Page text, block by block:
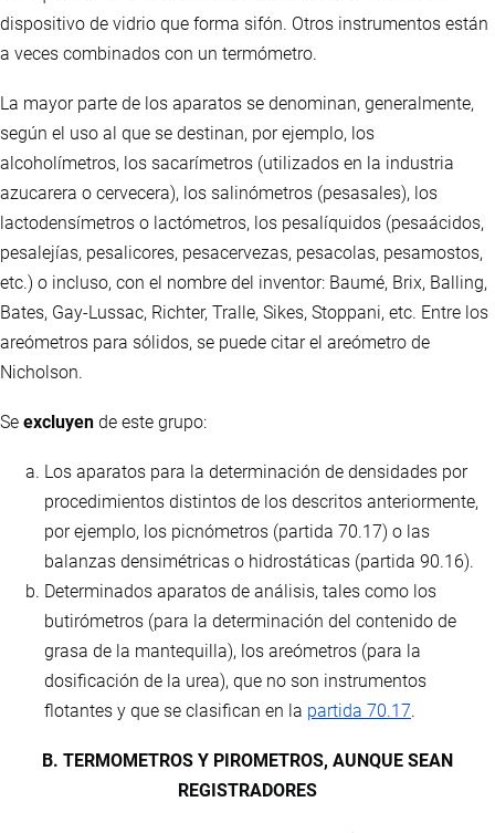
dispositivo de vidrio que forma sifón. Otros instrumentos están
a veces combinados con un termómetro.
La mayor parte de los aparatos se denominan, generalmente,
según el uso al que se destinan, por ejemplo, los
alcoholímetros, los sacarímetros (utilizados en la industria
azucarera o cervecera), los salinómetros (pesasales), los
lactodensímetros o lactómetros, los pesalíquidos (pesaácidos,
pesalejías, pesalicores, pesacervezas, pesacolas, pesamostos,
etc.) o incluso, con el nombre del inventor: Baumé, Brix, Balling,
Bates, Gay-Lussac, Richter, Tralle, Sikes, Stoppani, etc. Entre los
areómetros para sólidos, se puede citar el areómetro de
Nicholson.
Se excluyen de este grupo:
Los aparatos para la determinación de densidades por
procedimientos distintos de los descritos anteriormente,
por ejemplo, los picnómetros (partida 70.17) o las
balanzas densimétricas o hidrostáticas (partida 90.16).
Determinados aparatos de análisis, tales como los
butirómetros (para la determinación del contenido de
grasa de la mantequilla), los areómetros (para la
dosificación de la urea), que no son instrumentos
flotantes y que se clasifican en la partida 70.17.
B. TERMOMETROS Y PIROMETROS, AUNQUE SEAN
REGISTRADORES